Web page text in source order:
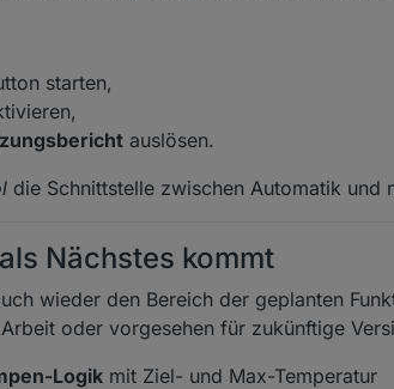
starten,
auslösen.
die Schnittstelle zwischen Automatik und
Nächstes kommt
wieder den Bereich der geplanten
oder vorgesehen für zukünftige
Logik mit Ziel- und Max-Temperatur